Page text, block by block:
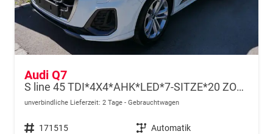
Audi Q7
S line 45 TDI*4X4*AHK*LED*7-SITZE*20 ZOLL*PANO*KAMERA*NAVI*LUFTFEDRUNG
unverbindliche Lieferzeit: 2 Tage Gebrauchtwagen
Fahrzeugnr. 171515 Getriebe Automatik